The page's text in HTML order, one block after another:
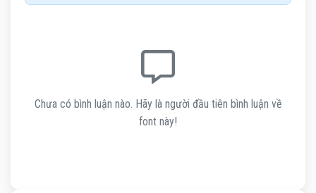
Chưa có bình luận nào. Hãy là người đầu tiên bình luận về
font này!